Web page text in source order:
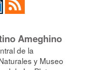
Ameghino
de la
y Museo